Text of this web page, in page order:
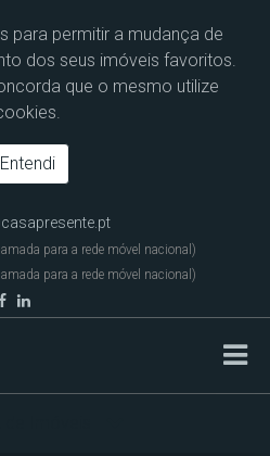
para permitir a mudança de
dos seus imóveis favoritos.
que o mesmo utilize
Entendi
para a rede móvel nacional)
para a rede móvel nacional)